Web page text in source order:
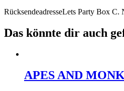
RücksendeadresseLets Party Box
Das könnte dir auch
APES AND